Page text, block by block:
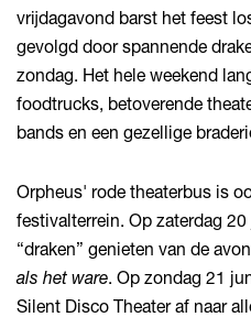
vrijdagavond barst het feest
gevolgd door spannende
zondag. Het hele weekend
foodtrucks, betoverende
bands en een gezellige
Orpheus' rode theaterbus is
festivalterrein. Op zaterdag
“draken” genieten van de
als het ware. Op zondag 21
Silent Disco Theater af naar